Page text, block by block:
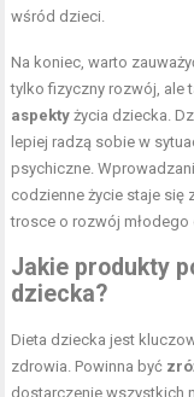
wśród dzieci.
Na koniec, warto
tylko fizyczny rozwój, ale
aspekty życia dziecka.
lepiej radzą sobie w
psychiczne.
codzienne życie staje się
trosce o rozwój młodego
Jakie produkty
dziecka?
Dieta dziecka jest
zdrowia. Powinna być
dostarczenie wszystkich